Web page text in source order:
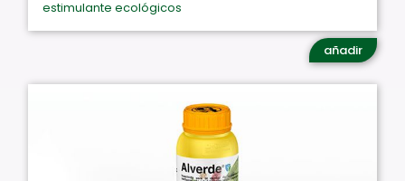
estimulante ecológicos
añadir